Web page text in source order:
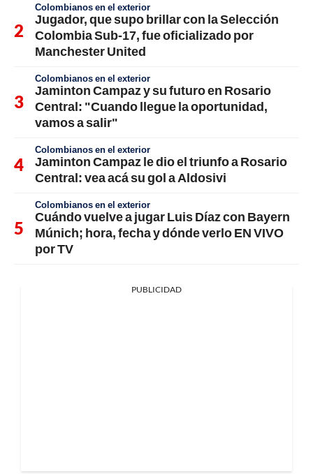
Colombianos en el exterior
Jugador, que supo brillar con la Selección
Colombia Sub-17, fue oficializado por
Manchester United
Colombianos en el exterior
Jaminton Campaz y su futuro en Rosario
Central: "Cuando llegue la oportunidad,
vamos a salir"
Colombianos en el exterior
Jaminton Campaz le dio el triunfo a Rosario
Central: vea acá su gol a Aldosivi
Colombianos en el exterior
Cuándo vuelve a jugar Luis Díaz con Bayern
Múnich; hora, fecha y dónde verlo EN VIVO
por TV
PUBLICIDAD